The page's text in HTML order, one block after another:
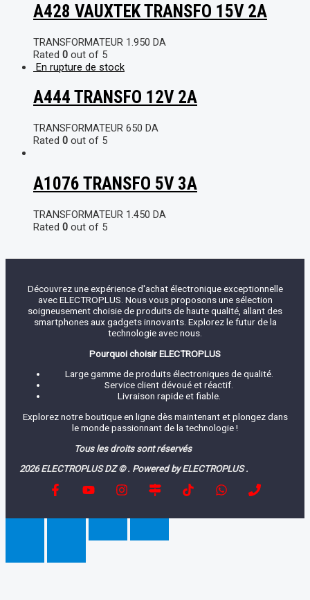
A428 VAUXTEK TRANSFO 15V 2A
TRANSFORMATEUR 1.950 DA
Rated 0 out of 5
En rupture de stock
A444 TRANSFO 12V 2A
TRANSFORMATEUR 650 DA
Rated 0 out of 5
A1076 TRANSFO 5V 3A
TRANSFORMATEUR 1.450 DA
Rated 0 out of 5
Découvrez une expérience d'achat électronique exceptionnelle
avec ELECTROPLUS. Nous vous proposons une sélection
soigneusement choisie de produits de haute qualité, allant des
smartphones aux gadgets innovants. Explorez le futur de la
technologie avec nous.
Pourquoi choisir ELECTROPLUS
Large gamme de produits électroniques de qualité.
Service client dévoué et réactif.
Livraison rapide et fiable.
Explorez notre boutique en ligne dès maintenant et plongez dans
le monde passionnant de la technologie !
Tous les droits sont réservés
2026 ELECTROPLUS DZ © . Powered by ELECTROPLUS .